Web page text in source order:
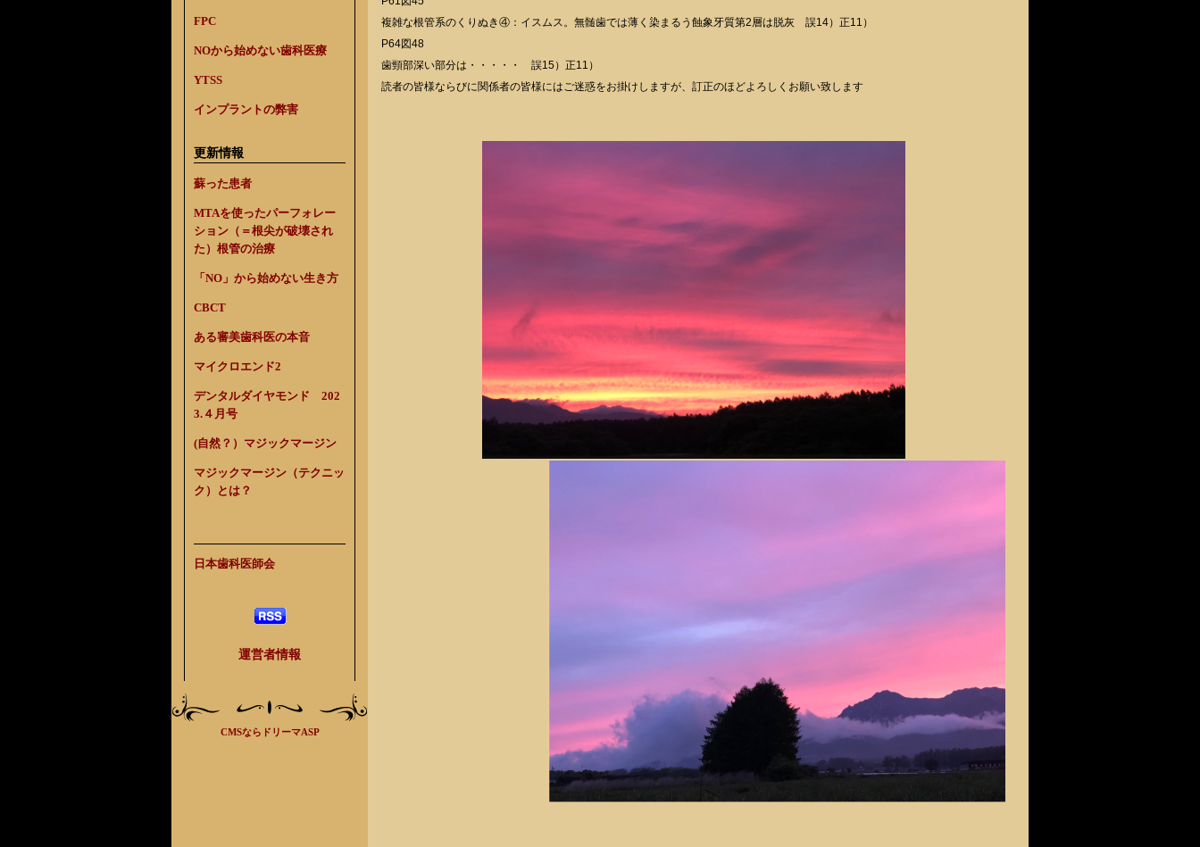
FPC
NOから始めない歯科医療
YTSS
インプラントの弊害
更新情報
蘇った患者
MTAを使ったパーフォレー
ション（＝根尖が破壊され
た）根管の治療
「NO」から始めない生き方
CBCT
ある審美歯科医の本音
マイクロエンド2
デンタルダイヤモンド 202
3.４月号
(自然？）マジックマージン
マジックマージン（テクニッ
ク）とは？
日本歯科医師会
運営者情報
CMSならドリーマASP
複雑な根管系のくりぬき④：イスムス。無髄歯では薄く染まるう蝕象牙質第2層は脱灰 誤14）正11）
P64図48
歯頸部深い部分は・・・・・ 誤15）正11）
読者の皆様ならびに関係者の皆様にはご迷惑をお掛けしますが、訂正のほどよろしくお願い致します